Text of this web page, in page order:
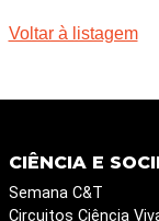
Voltar à listagem
CIÊNCIA E
Semana C&T
Circuitos Ciência